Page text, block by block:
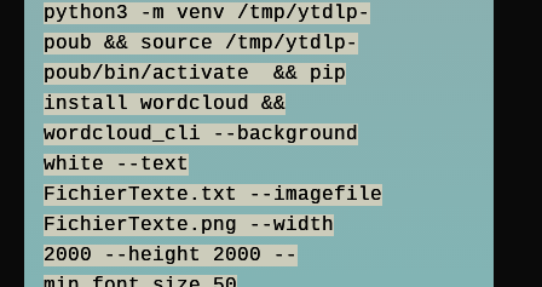
python3 -m venv /tmp/ytdlp-
poub && source /tmp/ytdlp-
poub/bin/activate && pip
install wordcloud &&
wordcloud_cli --background
white --text
FichierTexte.txt --imagefile
FichierTexte.png --width
2000 --height 2000 --